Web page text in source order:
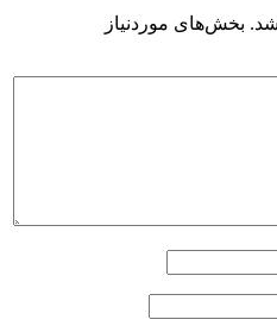
بخش‌های موردنیاز